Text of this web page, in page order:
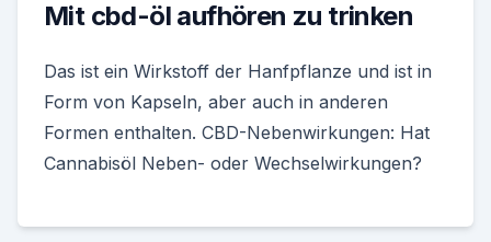
Mit cbd-öl aufhören zu trinken
Das ist ein Wirkstoff der Hanfpflanze und ist in
Form von Kapseln, aber auch in anderen
Formen enthalten. CBD-Nebenwirkungen: Hat
Cannabisöl Neben- oder Wechselwirkungen?